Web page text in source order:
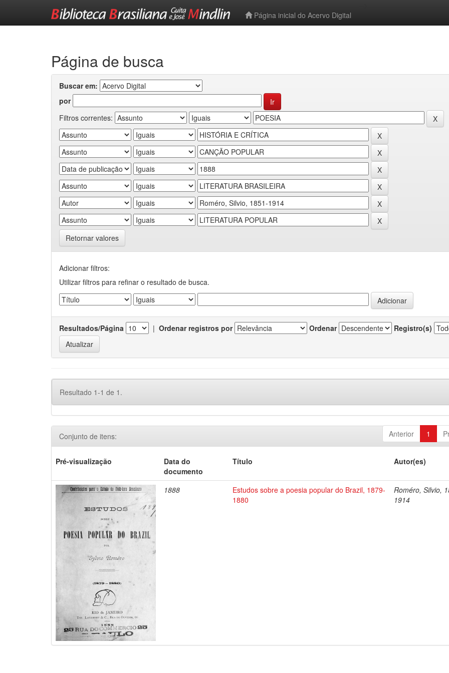
Página inicial do Acervo Digital
Página de busca
Buscar em:
por
Filtros correntes:
Retornar valores
Adicionar filtros:
Utilizar filtros para refinar o resultado de busca.
Resultados/Página | Ordenar registros por Ordenar Registro(s)
Resultado 1-1 de 1.
Anterior 1
Conjunto de itens:
Pré-visualização
Data do
documento
Título Autor(es)
1888
Estudos sobre a poesia popular do Brazil, 1879-
1880
Roméro, Silvio,
1914